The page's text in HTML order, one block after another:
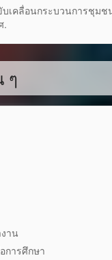
เคลื่อนกระบวนการชุมช
.
ๆ
าน
การศึกษา